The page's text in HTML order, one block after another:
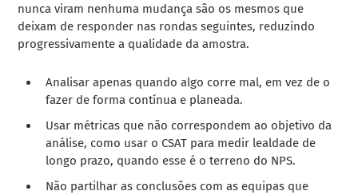
nunca viram nenhuma mudança são os mesmos que
deixam de responder nas rondas seguintes, reduzindo
progressivamente a qualidade da amostra.
Analisar apenas quando algo corre mal, em vez de o
fazer de forma contínua e planeada.
Usar métricas que não correspondem ao objetivo da
análise, como usar o CSAT para medir lealdade de
longo prazo, quando esse é o terreno do NPS.
Não partilhar as conclusões com as equipas que